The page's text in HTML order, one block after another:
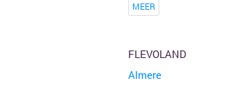
MEER
FLEVOLAND
Almere